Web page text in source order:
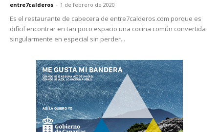
entre7calderos - 1 de febrero de 2020
Es el restaurante de cabecera de entre7calderos.com porque es
difícil encontrar en tan poco espacio una cocina común convertida
singularmente en especial sin perder...